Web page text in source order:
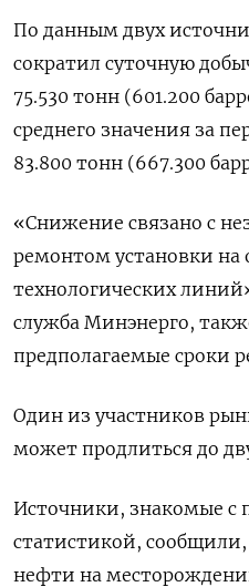
По данным двух
сократил суточную
75.530 тонн (601.200
среднего значения за
83.800 тонн (667.300
«Снижение связано с
ремонтом установки на
технологических
служба Минэнерго,
предполагаемые сроки
Один из участников
может продлиться до
Источники, знакомые с
статистикой,
нефти на